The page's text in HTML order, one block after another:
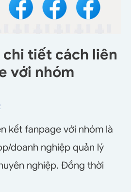
chi tiết cách liên
với nhóm
kết fanpage với nhóm là
doanh nghiệp quản lý
nghiệp. Đồng thời